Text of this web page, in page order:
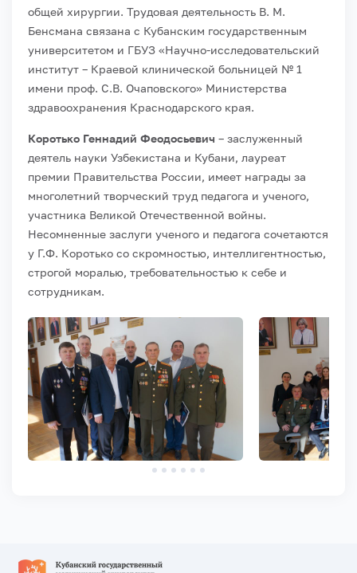
общей хирургии. Трудовая деятельность В. М.
Бенсмана связана с Кубанским государственным
университетом и ГБУЗ «Научно-исследовательский
институт – Краевой клинической больницей № 1
имени проф. С.В. Очаповского» Министерства
здравоохранения Краснодарского края.
Коротько Геннадий Феодосьевич – заслуженный
деятель науки Узбекистана и Кубани, лауреат
премии Правительства России, имеет награды за
многолетний творческий труд педагога и ученого,
участника Великой Отечественной войны.
Несомненные заслуги ученого и педагога сочетаются
у Г.Ф. Коротько со скромностью, интеллигентностью,
строгой моралью, требовательностью к себе и
сотрудникам.